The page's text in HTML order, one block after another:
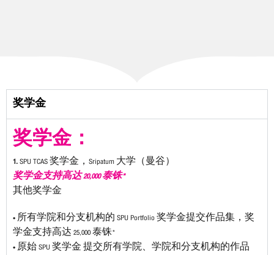
奖学金
奖学金：
1.SPU TCAS 奖学金，Sripatum 大学（曼谷）
奖学金支持高达 20,000 泰铢*
其他奖学金
• 所有学院和分支机构的 SPU Portfolio 奖学金提交作品集，奖
学金支持高达 25,000 泰铢*
• 原始 SPU 奖学金 提交所有学院、学院和分支机构的作品